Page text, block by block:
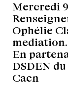
Mercredi
Ophélie
En
DSDEN
Caen